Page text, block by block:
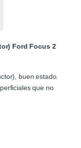
Ford Focus 2
buen estado.
que no